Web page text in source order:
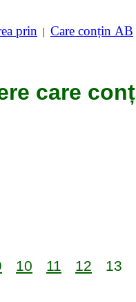
prin | Care conțin AB
care
10 11 12 13